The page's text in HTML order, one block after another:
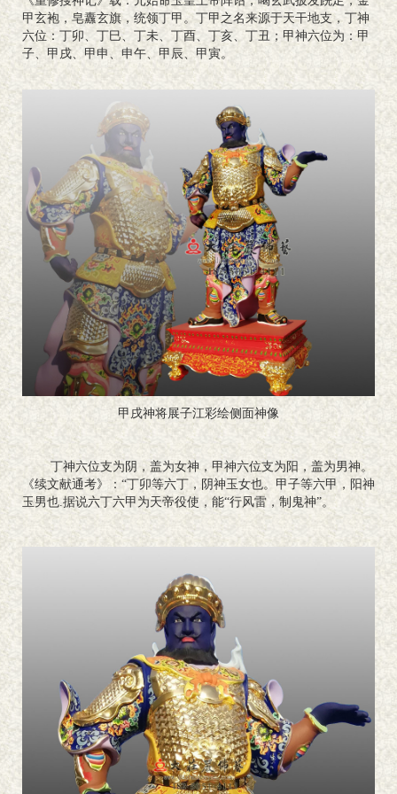
甲玄袍，皂纛玄旗，统领丁甲。丁甲之名来源于天干地支，丁神
六位：丁卯、丁巳、丁未、丁酉、丁亥、丁丑；甲神六位为：甲
子、甲戌、甲申、申午、甲辰、甲寅。
甲戌神将展子江彩绘侧面神像
丁神六位支为阴，盖为女神，甲神六位支为阳，盖为男神。
《续文献通考》：“丁卯等六丁，阴神玉女也。甲子等六甲，阳神
玉男也.据说六丁六甲为天帝役使，能“行风雷，制鬼神”。